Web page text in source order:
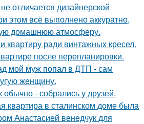
отличается дизайнерской
этом всё выполнено аккуратно,
домашнюю атмосферу.
квартиру ради винтажных кресел.
после перепланировки.
мой муж попал в ДТП - сам
женщину.
обычно - собрались у друзей.
квартира в сталинском доме была
Анастасией венедчук для